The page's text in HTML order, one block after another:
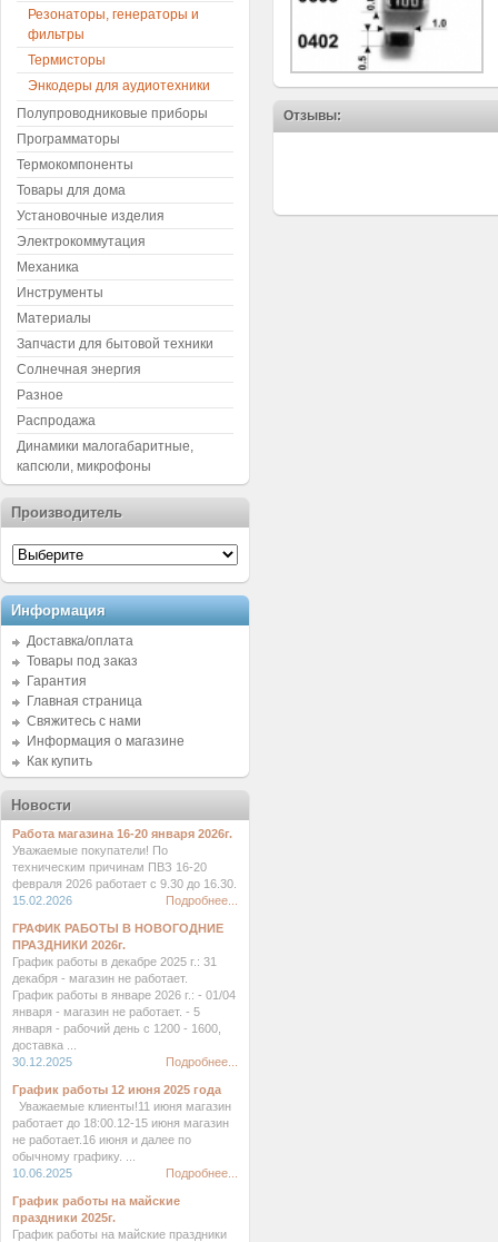
Отзывы:
Резонаторы, генераторы и
фильтры
Термисторы
Энкодеры для аудиотехники
Полупроводниковые приборы
Программаторы
Термокомпоненты
Товары для дома
Установочные изделия
Электрокоммутация
Механика
Инструменты
Материалы
Запчасти для бытовой техники
Солнечная энергия
Разное
Распродажа
Динамики малогабаритные,
капсюли, микрофоны
Производитель
Информация
Доставка/оплата
Товары под заказ
Гарантия
Главная страница
Свяжитесь с нами
Информация о магазине
Как купить
Новости
Работа магазина 16-20 января 2026г.
Уважаемые покупатели! По
техническим причинам ПВЗ 16-20
февраля 2026 работает с 9.30 до 16.30.
15.02.2026
Подробнее...
ГРАФИК РАБОТЫ В НОВОГОДНИЕ
ПРАЗДНИКИ 2026г.
График работы в декабре 2025 г.: 31
декабря - магазин не работает.
График работы в январе 2026 г.: - 01/04
января - магазин не работает. - 5
января - рабочий день с 1200 - 1600,
доставка ...
30.12.2025
Подробнее...
График работы 12 июня 2025 года
Уважаемые клиенты!11 июня магазин
работает до 18:00.12-15 июня магазин
не работает.16 июня и далее по
обычному графику. ...
10.06.2025
Подробнее...
График работы на майские
праздники 2025г.
График работы на майские праздники